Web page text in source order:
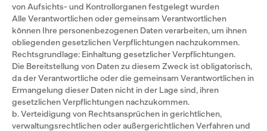
von Aufsichts- und Kontrollorganen festgelegt wurden
Alle Verantwortlichen oder gemeinsam Verantwortlichen
können Ihre personenbezogenen Daten verarbeiten, um ihnen
obliegenden gesetzlichen Verpflichtungen nachzukommen.
Rechtsgrundlage: Einhaltung gesetzlicher Verpflichtungen.
Die Bereitstellung von Daten zu diesem Zweck ist obligatorisch,
da der Verantwortliche oder die gemeinsam Verantwortlichen in
Ermangelung dieser Daten nicht in der Lage sind, ihren
gesetzlichen Verpflichtungen nachzukommen.
b. Verteidigung von Rechtsansprüchen in gerichtlichen,
verwaltungsrechtlichen oder außergerichtlichen Verfahren und